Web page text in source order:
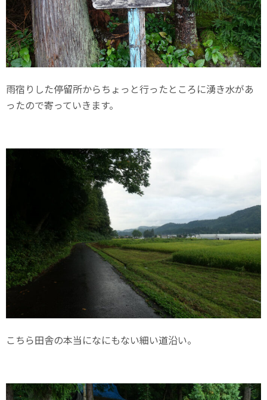
雨宿りした停留所からちょっと行ったところに湧き水があ
ったので寄っていきます。
こちら田舎の本当になにもない細い道沿い。